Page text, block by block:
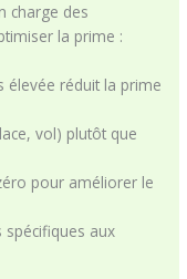
charge des
la prime :
élevée réduit la prime
vol) plutôt que
pour améliorer le
aux